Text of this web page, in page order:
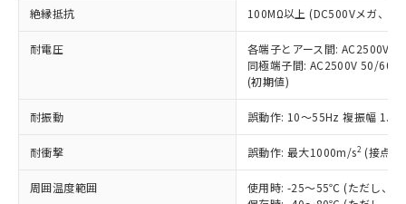
絶縁抵抗 100MΩ以上 (DC500Vメガ、点
耐電圧
各端子とアース間: AC2500V
同極端子間: AC2500V 50/
(初期値)
耐振動 誤動作: 10～55Hz 複振幅
耐衝撃 誤動作: 最大1000m/s2 (接点
周囲温度範囲
使用時: -25～55℃ (ただし、氷
ムロン制御機器販売店・当社販売員に
オムロン制御機器販売店や当社販売拠
販売ネットワーク
」をご確認
在庫状況および標準価格結果を当社の
事前の承諾なく第三者に漏洩または開
示しないようお願いします。
マイパーツ機能（部品リスト作成サー
ビス）をご利用いただくには、I-Web
(DIBP) 1000ppm以下
但し、RoHS指令で産業用監視および制御機器に対する
フタル酸エステル類の４物質については閾値を超える意
図的な使用がないことを確認しています。
部品在庫の切り替え状況などにより、予定
月が前後することがあります。
イソブチル) : 1000ppm、 BBP(フタル酸ブチルベンジ
ル) : 1000ppm、
DEHP(フタル酸ビス(2-エチルヘキシル)) : 1000ppm
「ｅ」：有害物質（10物質）のすべてが基
準値以下であることを示します。
「10」：通常の使用状況下において有害物
質が外部に漏えいし、環境に深刻な影響を
いよう必要な手段を講じます。
当社は貴社製品を、核兵器、ミサイ
ル、化学兵器、生物兵器またはその他
武器並びにこれらの製造装置等に一切
当社は、貴社製品を第三者に販売する
場合は、上記1、2および3の内容を当
該第三者に通知します。また当社は、
販売先および販売に係わる関係者が違
法に輸出するおそれがある場合は、取
一定数には満たないが在庫あり
在庫なし(最新の在庫状況につ
いては、お客様のお取引先、ま
たはお客様担当のオムロン制御
機器販売店・当社販売員にご確
白
受注生産機種、また在庫状況の
情報を公開していない機種